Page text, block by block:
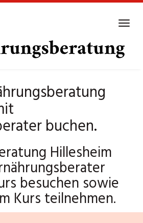
buchen.
Hillesheim
besuchen sowie
Kurs teilnehmen.